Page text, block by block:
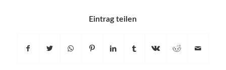
Eintrag teilen